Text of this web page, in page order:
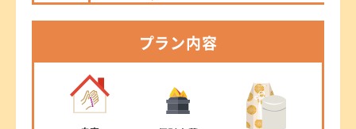
プラン内容